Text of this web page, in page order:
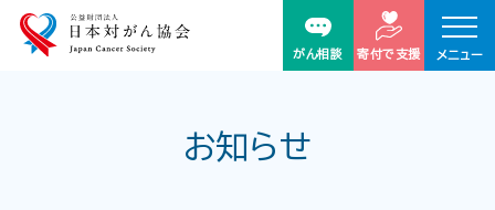
がん相談 寄付で支援 メニュー
お知らせ